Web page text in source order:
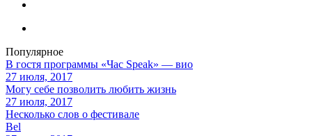
Популярное
В гостя программы «Час Speak» — вио
27 июля, 2017
Могу себе позволить любить жизнь
27 июля, 2017
Несколько слов о фестивале
Bel